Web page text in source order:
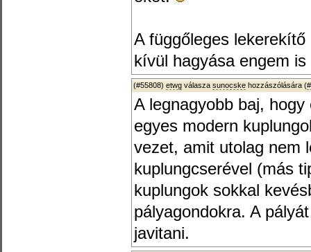
A függőleges
kívül hagyása engem is
(#55808) etwg válasza sunocske hozzászólására (
A legnagyobb baj,
egyes modern
vezet, amit utolag nem
kuplungcserével (más
kuplungok sokkal
pályagondokra. A
javitani.